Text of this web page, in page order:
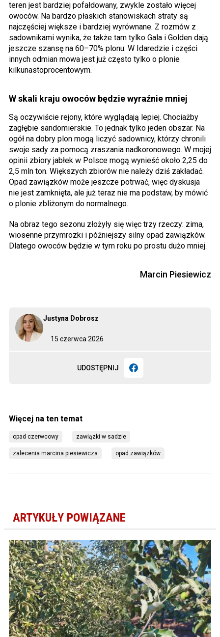
15 czerwca 2026
Justyna Dobrosz
UDOSTĘPNIJ
teren jest bardziej pofałdowany, zwykle zostało więcej
owoców. Na bardzo płaskich stanowiskach straty są
najczęściej większe i bardziej wyrównane. Z rozmów z
sadownikami wynika, że także tam tylko Gala i Golden dają
jeszcze szansę na 60–70% plonu. W Idaredzie i części
innych odmian mowa jest już często tylko o plonie
kilkunastoprocentowym.
W skali kraju owoców będzie wyraźnie mniej
Są oczywiście rejony, które wyglądają lepiej. Chociażby
zagłębie sandomierskie. To jednak tylko jeden obszar. Na
ogół na dobry plon mogą liczyć sadownicy, którzy chronili
swoje sady za pomocą zraszania nadkoronowego. W mojej
opinii zbiory jabłek w Polsce mogą wynieść około 2,25 do
2,5 mln ton. Większych zbiorów nie należy dziś zakładać.
Opad zawiązków może jeszcze potrwać, więc dyskusja
nie jest zamknięta, ale już teraz nie ma podstaw, by mówić
o plonie zbliżonym do normalnego.
Na obraz tego sezonu złożyły się więc trzy rzeczy: zima,
wiosenne przymrozki i późniejszy silny opad zawiązków.
Dlatego owoców będzie w tym roku po prostu dużo mniej.
Marcin Piesiewicz
opad czerwcowy zawiązki w sadzie
zalecenia marcina piesiewicza opad zawiązków
ARTYKUŁY POWIĄZANE